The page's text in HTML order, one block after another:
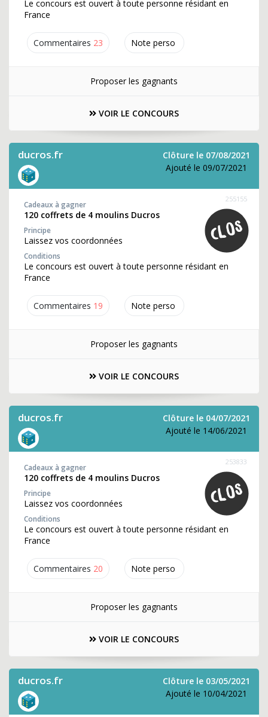
Commentaires 23 Note perso
Le concours est ouvert à toute personne résidant en
France
Proposer les gagnants
VOIR LE CONCOURS
ducros.fr
Clôture le 07/08/2021
Ajouté le 09/07/2021
Commentaires 19 Note perso
255155
Cadeaux à gagner
120 coffrets de 4 moulins Ducros
Principe
Laissez vos coordonnées
Conditions
Le concours est ouvert à toute personne résidant en
France
Proposer les gagnants
VOIR LE CONCOURS
ducros.fr
Clôture le 04/07/2021
Ajouté le 14/06/2021
Commentaires 20 Note perso
253833
Cadeaux à gagner
120 coffrets de 4 moulins Ducros
Principe
Laissez vos coordonnées
Conditions
Le concours est ouvert à toute personne résidant en
France
Proposer les gagnants
VOIR LE CONCOURS
ducros.fr
Clôture le 03/05/2021
Ajouté le 10/04/2021